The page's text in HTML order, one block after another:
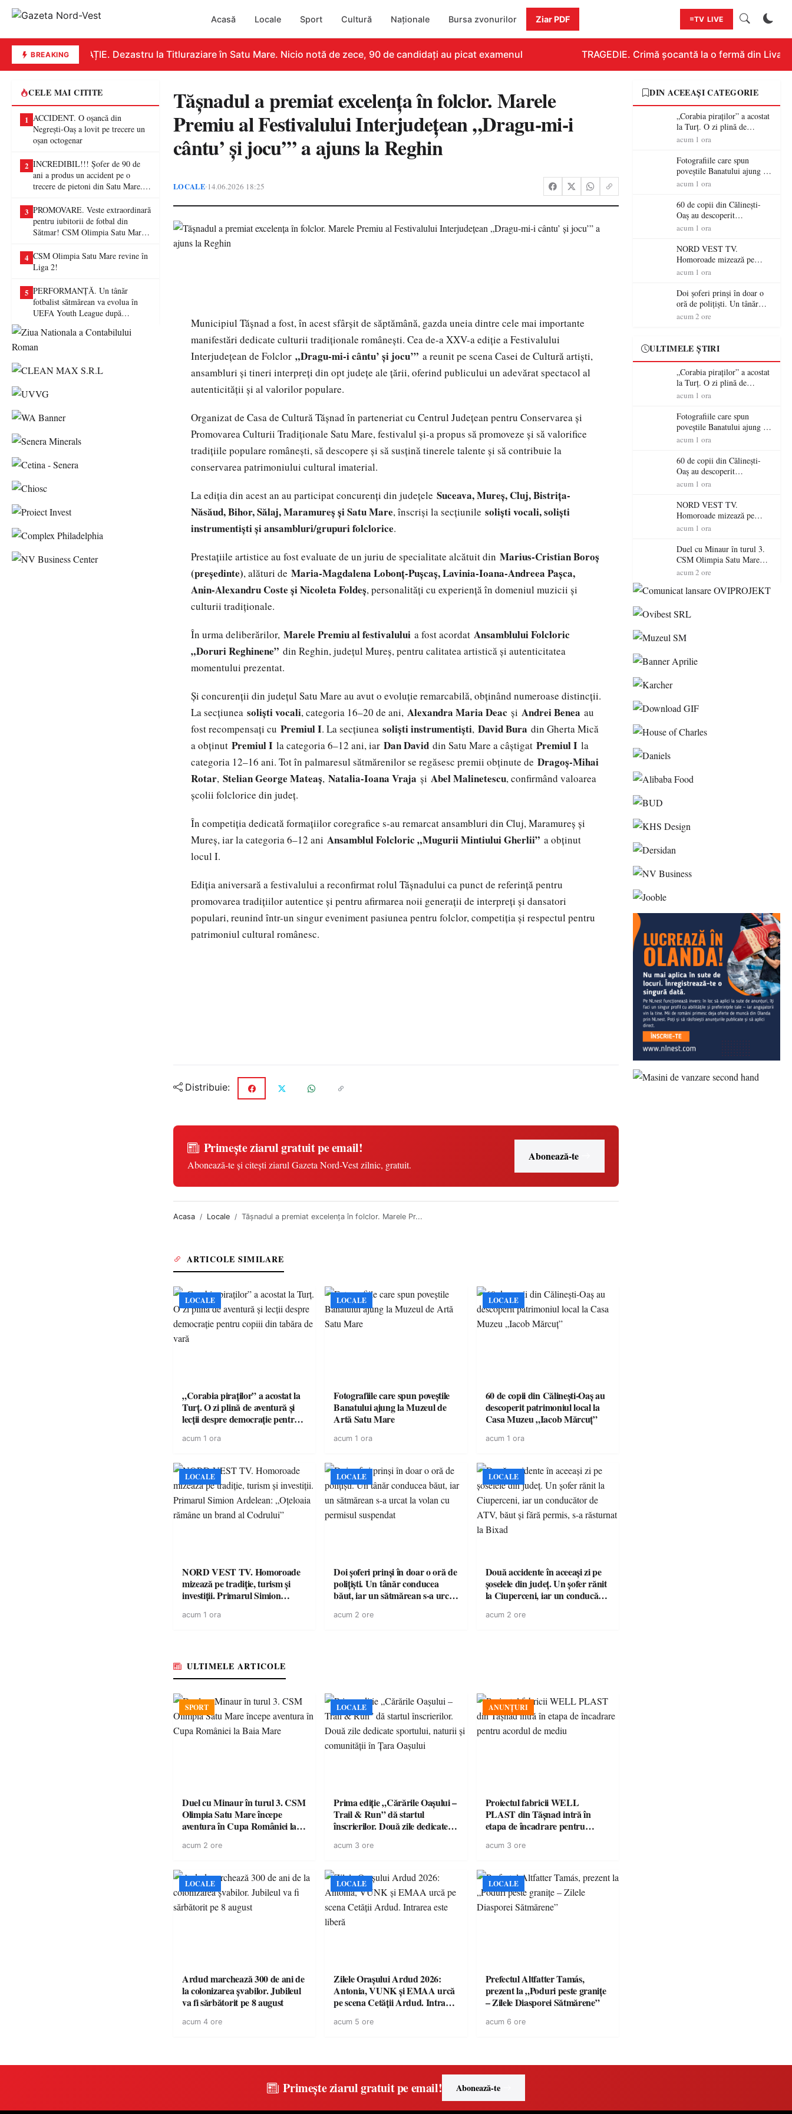
Acasă Locale Sport Cultură Naționale Bursa zvonurilor Ziar PDF TV LIVE
BREAKINGEDUCAȚIE. Dezastru la Titluraziare în Satu Mare. Nicio notă de zece, 90 de candidați au picat examenul TRAGEDIE. Crimă șocantă la o fermă din
CELE MAI CITITE
1 ACCIDENT. O oșancă din
Negrești-Oaș a lovit pe trecere un
oșan octogenar
2 INCREDIBIL!!! Șofer de 90 de
ani a produs un accident pe o
trecere de pietoni din Satu Mare. O
3 PROMOVARE. Veste extraordinară
pentru iubitorii de fotbal din
Sătmar! CSM Olimpia Satu Mare
4 CSM Olimpia Satu Mare revine în
Liga 2!
5 PERFORMANȚĂ. Un tânăr
fotbalist sătmărean va evolua în
UEFA Youth League după
Tășnadul a premiat excelența în folclor. Marele
Premiu al Festivalului Interjudețean „Dragu-mi-i
cântu’ și jocu’” a ajuns la Reghin
LOCALE•14.06.2026 18:25
Municipiul Tășnad a fost, în acest sfârșit de săptămână, gazda uneia dintre cele mai importante
manifestări dedicate culturii tradiționale românești. Cea de-a XXV-a ediție a Festivalului
Interjudețean de Folclor „Dragu-mi-i cântu’ și jocu’” a reunit pe scena Casei de Cultură artiști,
ansambluri și tineri interpreți din opt județe ale țării, oferind publicului un adevărat spectacol al
autenticității și al valorilor populare.
Organizat de Casa de Cultură Tășnad în parteneriat cu Centrul Județean pentru Conservarea și
Promovarea Culturii Tradiționale Satu Mare, festivalul și-a propus să promoveze și să valorifice
tradițiile populare românești, să descopere și să susțină tinerele talente și să contribuie la
conservarea patrimoniului cultural imaterial.
La ediția din acest an au participat concurenți din județele Suceava, Mureș, Cluj, Bistrița-
Năsăud, Bihor, Sălaj, Maramureș și Satu Mare, înscriși la secțiunile soliști vocali, soliști
instrumentiști și ansambluri/grupuri folclorice.
Prestațiile artistice au fost evaluate de un juriu de specialitate alcătuit din Marius-Cristian Boroș
(președinte), alături de Maria-Magdalena Lobonț-Pușcaș, Lavinia-Ioana-Andreea Pașca,
Anin-Alexandru Coste și Nicoleta Foldeș, personalități cu experiență în domeniul muzicii și
culturii tradiționale.
În urma deliberărilor, Marele Premiu al festivalului a fost acordat Ansamblului Folcloric
„Doruri Reghinene” din Reghin, județul Mureș, pentru calitatea artistică și autenticitatea
momentului prezentat.
Și concurenții din județul Satu Mare au avut o evoluție remarcabilă, obținând numeroase distincții.
La secțiunea soliști vocali, categoria 16–20 de ani, Alexandra Maria Deac și Andrei Benea au
fost recompensați cu Premiul I. La secțiunea soliști instrumentiști, David Bura din Gherta Mică
a obținut Premiul I la categoria 6–12 ani, iar Dan David din Satu Mare a câștigat Premiul I la
categoria 12–16 ani. Tot în palmaresul sătmărenilor se regăsesc premii obținute de Dragoș-Mihai
Rotar, Stelian George Mateaș, Natalia-Ioana Vraja și Abel Malinetescu, confirmând valoarea
școlii folclorice din județ.
În competiția dedicată formațiilor coregrafice s-au remarcat ansambluri din Cluj, Maramureș și
Mureș, iar la categoria 6–12 ani Ansamblul Folcloric „Mugurii Mintiului Gherlii” a obținut
locul I.
Ediția aniversară a festivalului a reconfirmat rolul Tășnadului ca punct de referință pentru
promovarea tradițiilor autentice și pentru afirmarea noii generații de interpreți și dansatori
populari, reunind într-un singur eveniment pasiunea pentru folclor, competiția și respectul pentru
patrimoniul cultural românesc.
Distribuie:
Primește ziarul gratuit pe email!
Abonează-te și citești ziarul Gazeta Nord-Vest zilnic, gratuit.
Abonează-te
Acasa Locale Tășnadul a premiat excelența în folclor. Marele Pr...
ARTICOLE SIMILARE
LOCALE
„Corabia piraților” a acostat la
Turț. O zi plină de aventură și
lecții despre democrație pentru
acum 1 ora
LOCALE
Fotografiile care spun poveștile
Banatului ajung la Muzeul de
Artă Satu Mare
acum 1 ora
LOCALE
60 de copii din Călinești-Oaș au
descoperit patrimoniul local la
Casa Muzeu „Iacob Mărcuț”
acum 1 ora
LOCALE
NORD VEST TV. Homoroade
mizează pe tradiție, turism și
investiții. Primarul Simion
brand al Codrului”
acum 1 ora
LOCALE
Doi șoferi prinși în doar o oră de
polițiști. Un tânăr conducea
băut, iar un sătmărean s-a urcat
acum 2 ore
LOCALE
Două accidente în aceeași zi pe
șoselele din județ. Un șofer rănit
la Ciuperceni, iar un conducător
răsturnat la Bixad
acum 2 ore
ULTIMELE ARTICOLE
SPORT
Duel cu Minaur în turul 3. CSM
Olimpia Satu Mare începe
aventura în Cupa României la
acum 2 ore
LOCALE
Prima ediție „Cărările Oașului –
Trail & Run” dă startul
înscrierilor. Două zile dedicate
în Țara Oașului
acum 3 ore
ANUNȚURI
Proiectul fabricii WELL
PLAST din Tășnad intră în
etapa de încadrare pentru
acum 3 ore
LOCALE
Ardud marchează 300 de ani de
la colonizarea șvabilor. Jubileul
va fi sărbătorit pe 8 august
acum 4 ore
LOCALE
Zilele Orașului Ardud 2026:
Antonia, VUNK și EMAA urcă
pe scena Cetății Ardud. Intrarea
acum 5 ore
LOCALE
Prefectul Altfatter Tamás,
prezent la „Poduri peste granițe
– Zilele Diasporei Sătmărene”
acum 6 ore
DIN ACEEAȘI CATEGORIE
„Corabia piraților” a acostat
la Turț. O zi plină de
aventură și lecții despre
tabăra de vară
acum 1 ora
Fotografiile care spun
poveștile Banatului ajung la
Muzeul de Artă Satu Mare
acum 1 ora
60 de copii din Călinești-
Oaș au descoperit
patrimoniul local la Casa
acum 1 ora
NORD VEST TV.
Homoroade mizează pe
tradiție, turism și investiții.
„Oțeloaia rămâne un brand
al Codrului”
acum 1 ora
Doi șoferi prinși în doar o
oră de polițiști. Un tânăr
conducea băut, iar un
acum 2 ore
ULTIMELE ȘTIRI
„Corabia piraților” a acostat
la Turț. O zi plină de
aventură și lecții despre
tabăra de vară
acum 1 ora
Fotografiile care spun
poveștile Banatului ajung la
Muzeul de Artă Satu Mare
acum 1 ora
60 de copii din Călinești-
Oaș au descoperit
patrimoniul local la Casa
acum 1 ora
NORD VEST TV.
Homoroade mizează pe
tradiție, turism și investiții.
„Oțeloaia rămâne un brand
al Codrului”
acum 1 ora
Duel cu Minaur în turul 3.
CSM Olimpia Satu Mare
începe aventura în Cupa
acum 2 ore
Primește ziarul gratuit pe email! Abonează-te